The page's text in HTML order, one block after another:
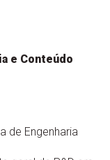
e Conteúdo
de Engenharia